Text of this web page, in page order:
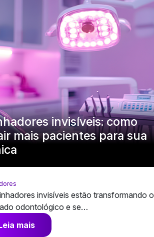
invisíveis: como
mais pacientes para sua
invisíveis estão transformando o
odontológico e se…
mais